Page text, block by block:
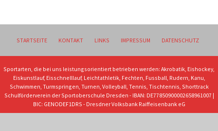
STARTSEITE KONTAKT LINKS IMPRESSUM DATENSCHUTZ
Sportarten, die bei uns leistungsorientiert betrieben werden: Akrobatik, Eishockey,
Eiskunstlauf, Eisschnelllauf, Leichtathletik, Fechten, Fussball, Rudern, Kanu,
Schwimmen, Turmspringen, Turnen, Volleyball, Tennis, Tischtennis, Shorttrack
Schulförderverein der Sportoberschule Dresden - IBAN: DE77850900002658961007 |
BIC: GENODEF1DRS - Dresdner Volksbank Raiffeisenbank eG